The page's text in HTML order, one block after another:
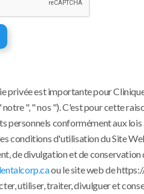
privée est importante pour
notre ", " nos "). C'est pour cette
personnels conformément aux
conditions d'utilisation du Site
de divulgation et de
ou le site web de
utiliser, traiter, divulguer et